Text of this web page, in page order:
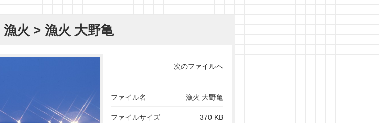
漁火 > 漁火 大野亀
次のファイルへ
ファイル名 漁火 大野亀
ファイルサイズ 370 KB